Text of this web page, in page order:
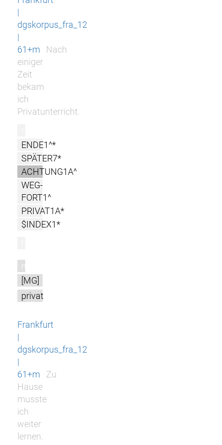
|
dgskorpus_fra_12
|
61+m
Nach
einiger
Zeit
bekam
ich
Privatunterricht.
ENDE1^*
SPÄTER7*
ACHTUNG1A^
WEG-
FORT1^
PRIVAT1A*
$INDEX1*
m
[MG]
privat
Frankfurt
|
dgskorpus_fra_12
|
61+m
Zu
Hause
musste
ich
weiter
lernen.